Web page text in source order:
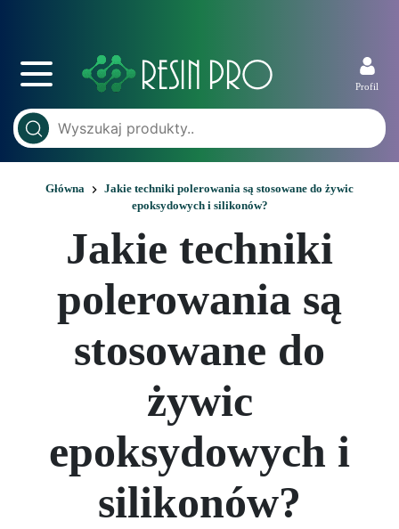
Profil
Główna
Jakie techniki polerowania są stosowane do żywic
epoksydowych i silikonów?
Jakie techniki
polerowania są
stosowane do
żywic
epoksydowych i
silikonów?